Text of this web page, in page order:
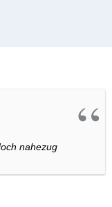
nahezug